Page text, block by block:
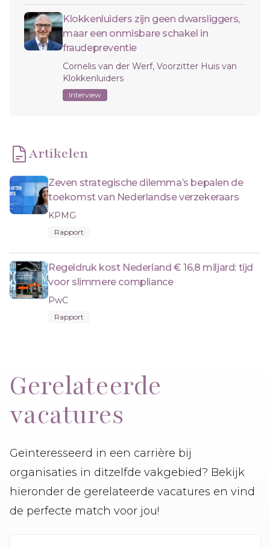
Klokkenluiders zijn geen dwarsliggers,
maar een onmisbare schakel in
fraudepreventie
Cornelis van der Werf, Voorzitter Huis van
Klokkenluiders
Interview
Artikelen
Zeven strategische dilemma’s bepalen de
toekomst van Nederlandse verzekeraars
KPMG
Rapport
Regeldruk kost Nederland € 16,8 miljard: tijd
voor slimmere compliance
PwC
Rapport
Gerelateerde
vacatures
Geïnteresseerd in een carrière bij
organisaties in ditzelfde vakgebied? Bekijk
hieronder de gerelateerde vacatures en vind
de perfecte match voor jou!